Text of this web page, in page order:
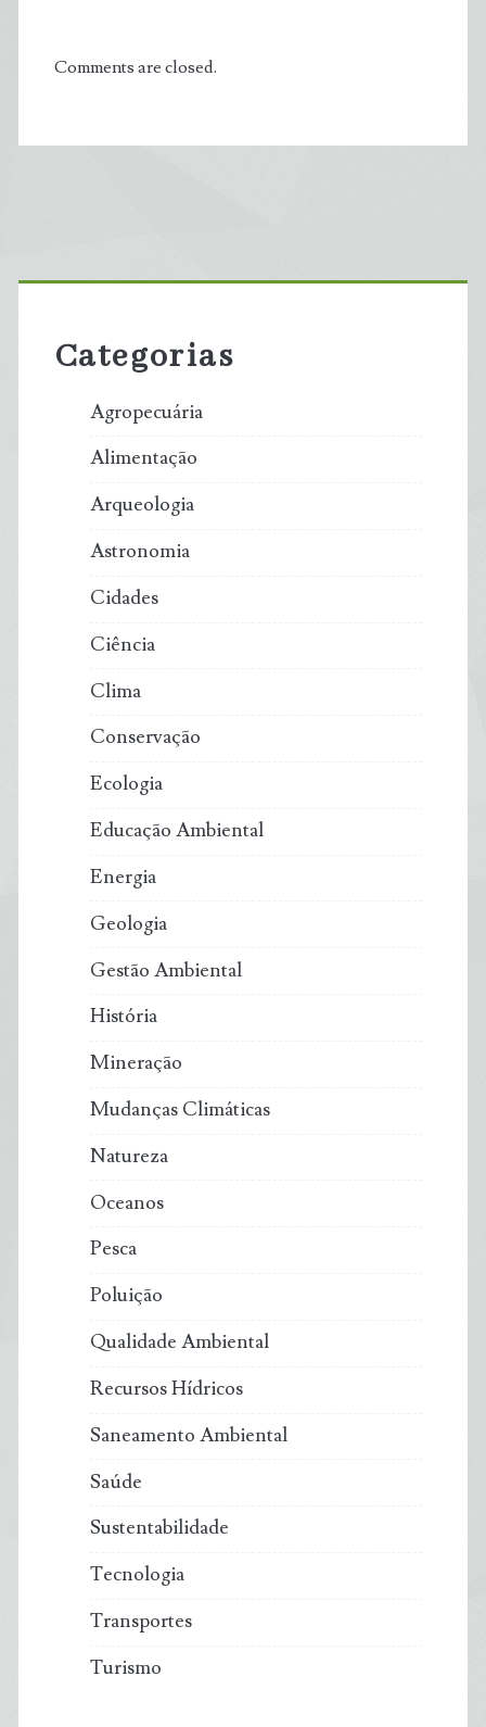
Comments are closed.
Primary
Sidebar
Categorias
Agropecuária
Alimentação
Arqueologia
Astronomia
Cidades
Ciência
Clima
Conservação
Ecologia
Educação Ambiental
Energia
Geologia
Gestão Ambiental
História
Mineração
Mudanças Climáticas
Natureza
Oceanos
Pesca
Poluição
Qualidade Ambiental
Recursos Hídricos
Saneamento Ambiental
Saúde
Sustentabilidade
Tecnologia
Transportes
Turismo